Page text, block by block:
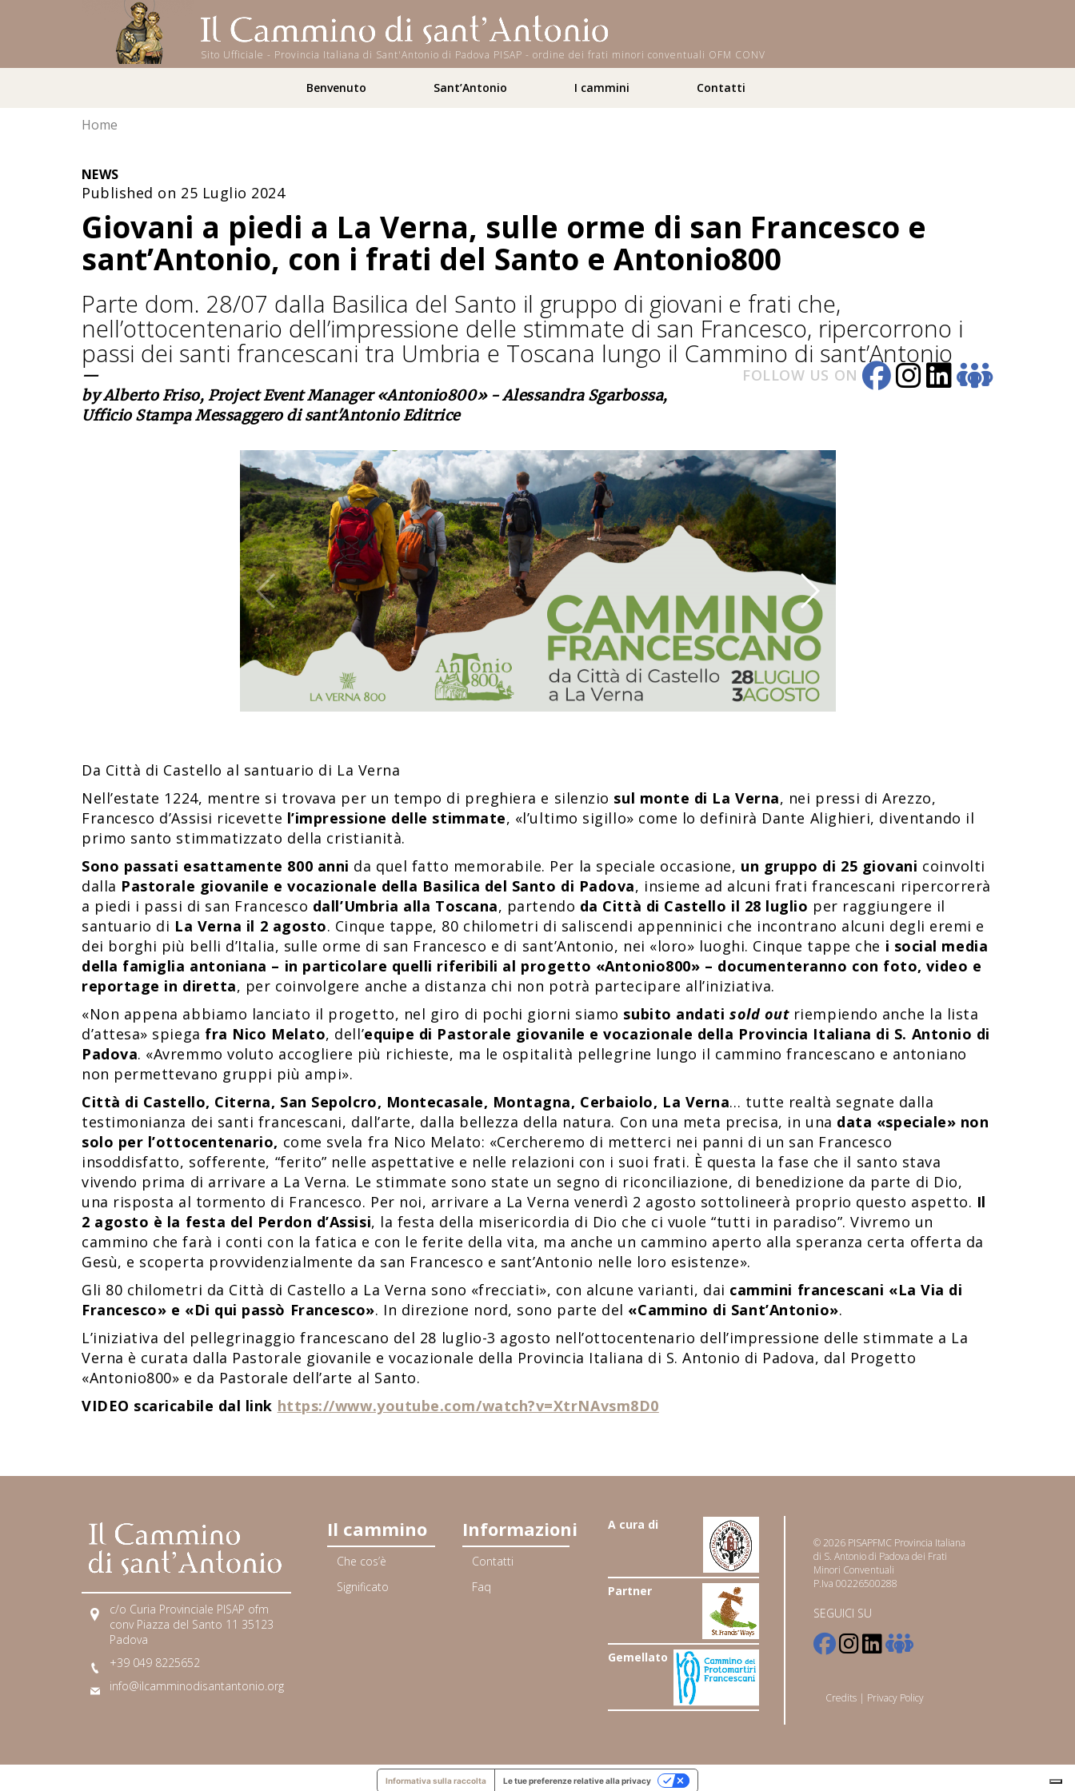
Sito Ufficiale - Provincia Italiana di Sant'Antonio di Padova PISAP - ordine dei frati minori conventuali OFM CONV
Benvenuto Sant’Antonio I cammini Contatti
Home
NEWS
Published on 25 Luglio 2024
Giovani a piedi a La Verna, sulle orme di san Francesco e
sant’Antonio, con i frati del Santo e Antonio800
Parte dom. 28/07 dalla Basilica del Santo il gruppo di giovani e frati che,
nell’ottocentenario dell’impressione delle stimmate di san Francesco, ripercorrono i
passi dei santi francescani tra Umbria e Toscana lungo il Cammino di sant’Antonio
—
by Alberto Friso, Project Event Manager «Antonio800» - Alessandra Sgarbossa,
Ufficio Stampa Messaggero di sant'Antonio Editrice
FOLLOW US ON
Da Città di Castello al santuario di La Verna
Nell’estate 1224, mentre si trovava per un tempo di preghiera e silenzio sul monte di La Verna, nei pressi di Arezzo,
Francesco d’Assisi ricevette l’impressione delle stimmate, «l’ultimo sigillo» come lo definirà Dante Alighieri, diventando il
primo santo stimmatizzato della cristianità.
Sono passati esattamente 800 anni da quel fatto memorabile. Per la speciale occasione, un gruppo di 25 giovani coinvolti
dalla Pastorale giovanile e vocazionale della Basilica del Santo di Padova, insieme ad alcuni frati francescani ripercorrerà
a piedi i passi di san Francesco dall’Umbria alla Toscana, partendo da Città di Castello il 28 luglio per raggiungere il
santuario di La Verna il 2 agosto. Cinque tappe, 80 chilometri di saliscendi appenninici che incontrano alcuni degli eremi e
dei borghi più belli d’Italia, sulle orme di san Francesco e di sant’Antonio, nei «loro» luoghi. Cinque tappe che i social media
della famiglia antoniana – in particolare quelli riferibili al progetto «Antonio800» – documenteranno con foto, video e
reportage in diretta, per coinvolgere anche a distanza chi non potrà partecipare all’iniziativa.
«Non appena abbiamo lanciato il progetto, nel giro di pochi giorni siamo subito andati sold outriempiendo anche la lista
d’attesa» spiega fra Nico Melato, dell’equipe di Pastorale giovanile e vocazionale della Provincia Italiana di S. Antonio di
Padova. «Avremmo voluto accogliere più richieste, ma le ospitalità pellegrine lungo il cammino francescano e antoniano
non permettevano gruppi più ampi».
Città di Castello, Citerna, San Sepolcro, Montecasale, Montagna, Cerbaiolo, La Verna… tutte realtà segnate dalla
testimonianza dei santi francescani, dall’arte, dalla bellezza della natura. Con una meta precisa, in una data «speciale» non
solo per l’ottocentenario, come svela fra Nico Melato: «Cercheremo di metterci nei panni di un san Francesco
insoddisfatto, sofferente, “ferito” nelle aspettative e nelle relazioni con i suoi frati. È questa la fase che il santo stava
vivendo prima di arrivare a La Verna. Le stimmate sono state un segno di riconciliazione, di benedizione da parte di Dio,
una risposta al tormento di Francesco. Per noi, arrivare a La Verna venerdì 2 agosto sottolineerà proprio questo aspetto. Il
2 agosto è la festa del Perdon d’Assisi, la festa della misericordia di Dio che ci vuole “tutti in paradiso”. Vivremo un
cammino che farà i conti con la fatica e con le ferite della vita, ma anche un cammino aperto alla speranza certa offerta da
Gesù, e scoperta provvidenzialmente da san Francesco e sant’Antonio nelle loro esistenze».
Gli 80 chilometri da Città di Castello a La Verna sono «frecciati», con alcune varianti, dai cammini francescani «La Via di
Francesco» e «Di qui passò Francesco». In direzione nord, sono parte del «Cammino di Sant’Antonio».
L’iniziativa del pellegrinaggio francescano del 28 luglio-3 agosto nell’ottocentenario dell’impressione delle stimmate a La
Verna è curata dalla Pastorale giovanile e vocazionale della Provincia Italiana di S. Antonio di Padova, dal Progetto
«Antonio800» e da Pastorale dell’arte al Santo.
VIDEO scaricabile dal link https://www.youtube.com/watch?v=XtrNAvsm8D0
c/o Curia Provinciale PISAP ofm
conv Piazza del Santo 11 35123
Padova
+39 049 8225652
info@ilcamminodisantantonio.org
Il cammino
Che cos’è
Significato
Informazioni
Contatti
Faq
A cura di
Partner
Gemellato
© 2026 PISAPFMC Provincia Italiana
di S. Antonio di Padova dei Frati
Minori Conventuali
P.Iva 00226500288
SEGUICI SU
Credits| Privacy Policy
Informativa sulla raccolta Le tue preferenze relative alla privacy